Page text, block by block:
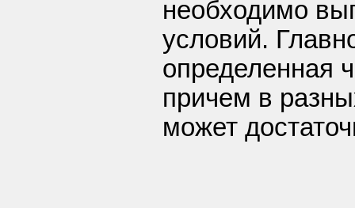
необходимо
условий.
определенная
причем в
может